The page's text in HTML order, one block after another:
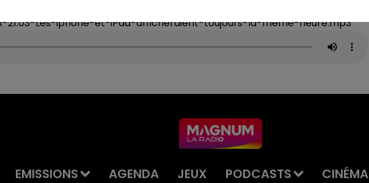
21.03-Les-iphone-et-iPad-afficheraient-toujours-la-meme-heure.mp3
EMISSIONS AGENDA JEUX PODCASTS CINÉMA